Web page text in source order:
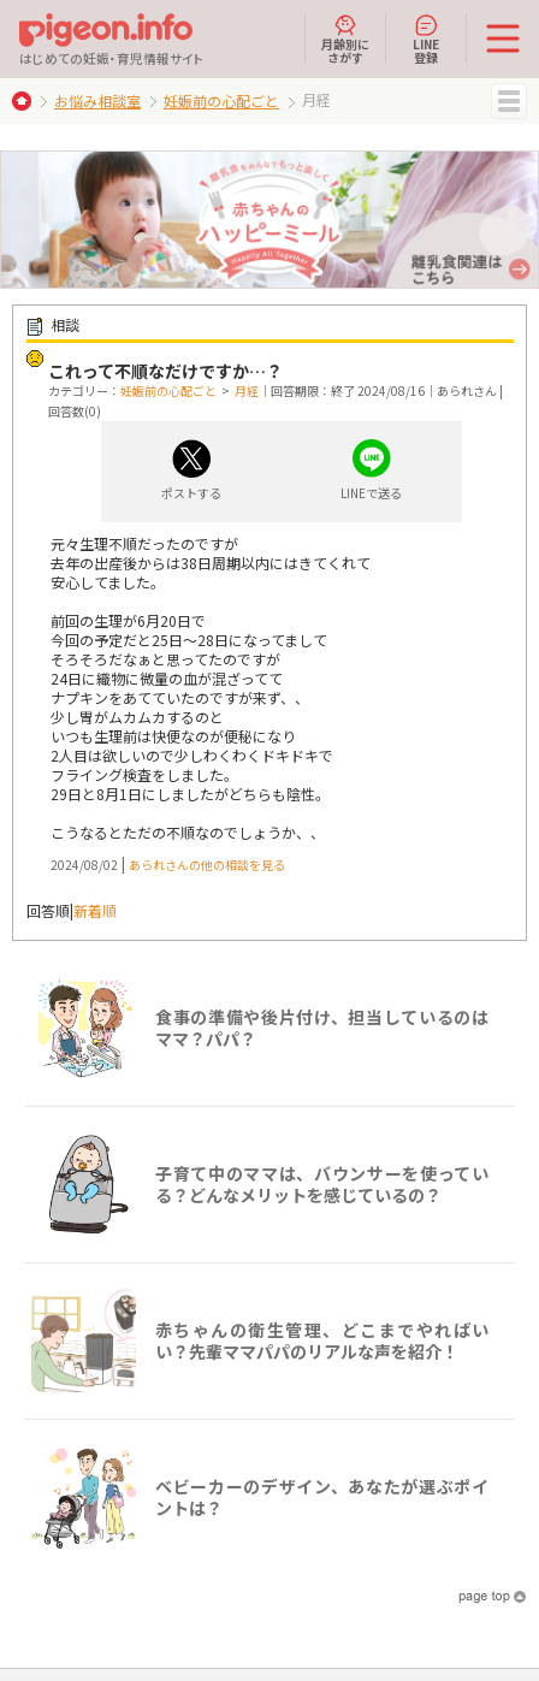
はじめての妊娠・育児情報サイト
月齢別に
さがす
LINE
登録
お悩み相談室 妊娠前の心配ごと 月経
相談
これって不順なだけですか…？
カテゴリー： 妊娠前の心配ごと > 月経 ｜回答期限：終了 2024/08/16｜あられさん |
回答数(0)
ポストする LINEで送る
元々生理不順だったのですが
去年の出産後からは38日周期以内にはきてくれて
安心してました。
前回の生理が6月20日で
今回の予定だと25日〜28日になってまして
そろそろだなぁと思ってたのですが
24日に織物に微量の血が混ざってて
ナプキンをあてていたのですが来ず、、
少し胃がムカムカするのと
いつも生理前は快便なのが便秘になり
2人目は欲しいので少しわくわくドキドキで
フライング検査をしました。
29日と8月1日にしましたがどちらも陰性。
こうなるとただの不順なのでしょうか、、
2024/08/02 | あられさんの他の相談を見る
回答順|新着順
食事の準備や後片付け、担当しているのは
ママ？パパ？
子育て中のママは、バウンサーを使ってい
る？どんなメリットを感じているの？
赤ちゃんの衛生管理、どこまでやればい
い？先輩ママパパのリアルな声を紹介！
ベビーカーのデザイン、あなたが選ぶポイ
ントは？